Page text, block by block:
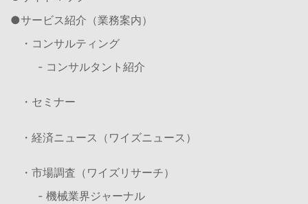
サービス紹介（業務案内）
・コンサルティング
- コンサルタント紹介
・セミナー
・経済ニュース（ワイズニュース）
・市場調査（ワイズリサーチ）
- 機械業界ジャーナル